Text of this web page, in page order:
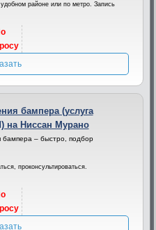
районе или по метро. Запись
бампера (услуга
на Ниссан Мурано
бампера – быстро, подбор
проконсультироваться.